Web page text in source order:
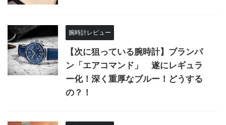
腕時計レビュー
【次に狙っている腕時計】ブランパ
ン「エアコマンド」 遂にレギュラ
ー化！深く重厚なブルー！どうする
の？！